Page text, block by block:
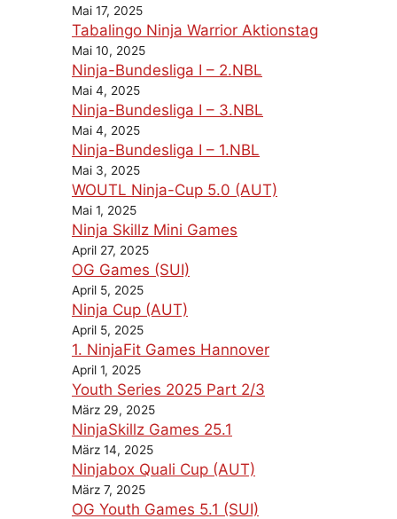
Mai 17, 2025
Tabalingo Ninja Warrior Aktionstag
Mai 10, 2025
Ninja-Bundesliga I – 2.NBL
Mai 4, 2025
Ninja-Bundesliga I – 3.NBL
Mai 4, 2025
Ninja-Bundesliga I – 1.NBL
Mai 3, 2025
WOUTL Ninja-Cup 5.0 (AUT)
Mai 1, 2025
Ninja Skillz Mini Games
April 27, 2025
OG Games (SUI)
April 5, 2025
Ninja Cup (AUT)
April 5, 2025
1. NinjaFit Games Hannover
April 1, 2025
Youth Series 2025 Part 2/3
März 29, 2025
NinjaSkillz Games 25.1
März 14, 2025
Ninjabox Quali Cup (AUT)
März 7, 2025
OG Youth Games 5.1 (SUI)